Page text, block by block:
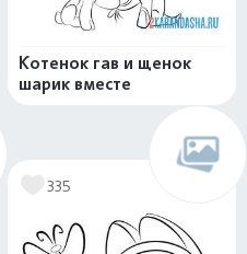
Котенок гав и щенок
шарик вместе
335